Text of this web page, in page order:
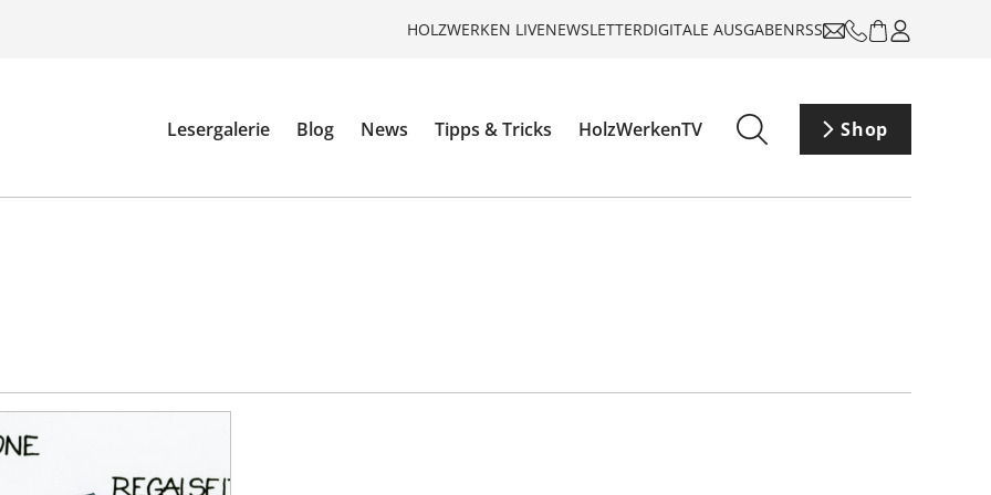
HOLZWERKEN LIVENEWSLETTERDIGITALE AUSGABENRSS
Lesergalerie Blog News Tipps & Tricks HolzWerkenTV Shop